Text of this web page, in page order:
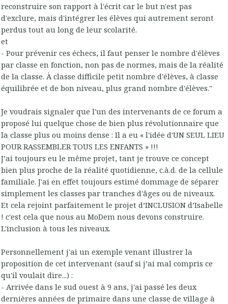
reconstruire son rapport à l'écrit car le but n'est pas
d'exclure, mais d'intégrer les élèves qui autrement seront
perdus tout au long de leur scolarité.
et
- Pour prévenir ces échecs, il faut penser le nombre d'élèves
par classe en fonction, non pas de normes, mais de la réalité
de la classe. À classe difficile petit nombre d'élèves, à classe
équilibrée et de bon niveau, plus grand nombre d'élèves."
Je voudrais signaler que l'un des intervenants de ce forum a
proposé lui quelque chose de bien plus révolutionnaire que
la classe plus ou moins dense : Il a eu « l'idée d'UN SEUL LIEU
POUR RASSEMBLER TOUS LES ENFANTS » !!!
J’ai toujours eu le même projet, tant je trouve ce concept
bien plus proche de la réalité quotidienne, c.à.d. de la cellule
familiale. J'ai en effet toujours estimé dommage de séparer
simplement les classes par tranches d'âges ou de niveaux.
Et cela rejoint parfaitement le projet d’INCLUSION d’Isabelle
! c'est cela que nous au MoDem nous devons construire.
L'inclusion à tous les niveaux.
Personnellement j'ai un exemple venant illustrer la
proposition de cet intervenant (sauf si j’ai mal compris ce
qu'il voulait dire...) :
- Arrivée dans le sud ouest à 9 ans, j'ai passé les deux
dernières années de primaire dans une classe de village à